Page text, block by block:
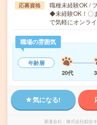
応募資格
職種未経験OK /
◆未経験OK！〇
で気軽にオンラ
職場の雰囲気
年齢層
20代
気になる!
派遣会社 株式会社綜合